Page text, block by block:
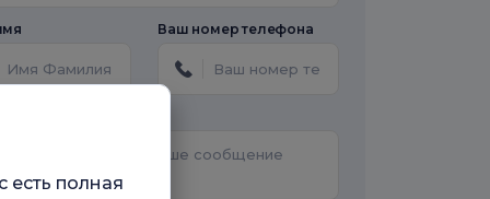
Ваш номер телефона
есть полная